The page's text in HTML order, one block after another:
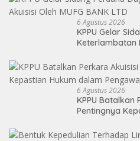
6 Agustus 2026
KPPU Gelar
Keterlambatan
6 Agustus 2026
KPPU Batalkan
Pentingnya